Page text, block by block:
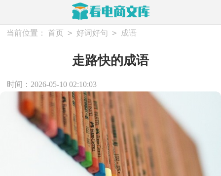
当前位置： 首页 > 好词好句 > 成语
走路快的成语
时间：2026-05-10 02:10:03